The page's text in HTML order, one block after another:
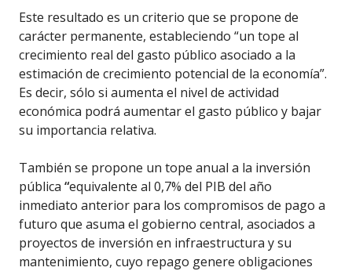
Este resultado es un criterio que se propone de
carácter permanente, estableciendo “un tope al
crecimiento real del gasto público asociado a la
estimación de crecimiento potencial de la economía”.
Es decir, sólo si aumenta el nivel de actividad
económica podrá aumentar el gasto público y bajar
su importancia relativa.
También se propone un tope anual a la inversión
pública “equivalente al 0,7% del PIB del año
inmediato anterior para los compromisos de pago a
futuro que asuma el gobierno central, asociados a
proyectos de inversión en infraestructura y su
mantenimiento, cuyo repago genere obligaciones